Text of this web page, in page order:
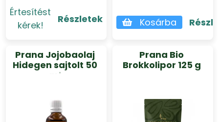
Értesítést
kérek!
Részletek Kosárba
Prana Jojobaolaj
Hidegen sajtolt 50
ml
Prana Bio
Brokkolipor 125 g